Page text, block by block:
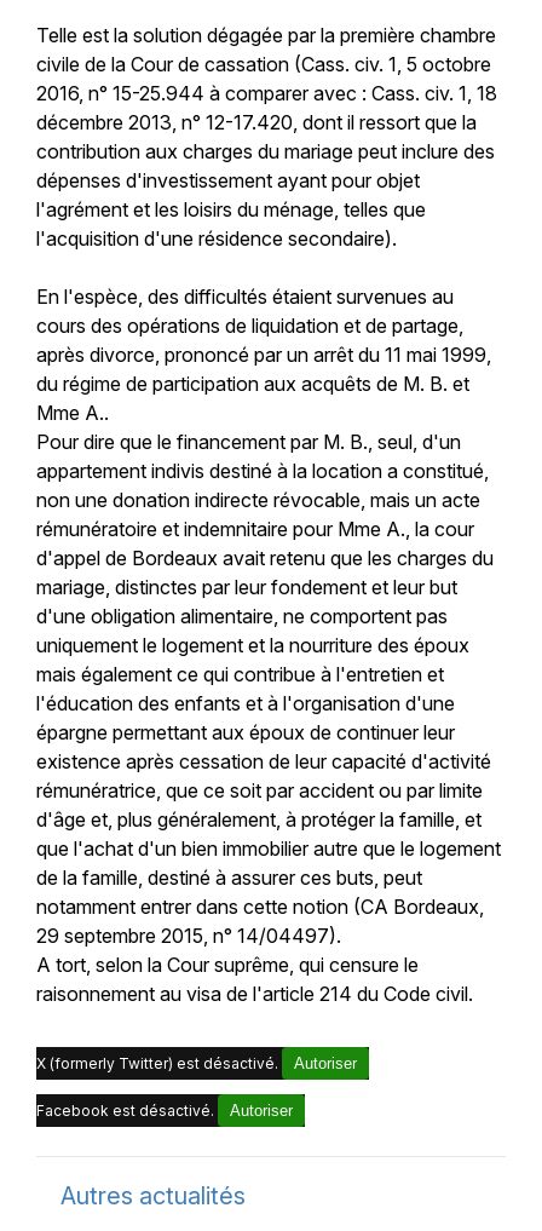
Telle est la solution dégagée par la première chambre
civile de la Cour de cassation (Cass. civ. 1, 5 octobre
2016, n° 15-25.944 à comparer avec : Cass. civ. 1, 18
décembre 2013, n° 12-17.420, dont il ressort que la
contribution aux charges du mariage peut inclure des
dépenses d'investissement ayant pour objet
l'agrément et les loisirs du ménage, telles que
l'acquisition d'une résidence secondaire).
En l'espèce, des difficultés étaient survenues au
cours des opérations de liquidation et de partage,
après divorce, prononcé par un arrêt du 11 mai 1999,
du régime de participation aux acquêts de M. B. et
Mme A..
Pour dire que le financement par M. B., seul, d'un
appartement indivis destiné à la location a constitué,
non une donation indirecte révocable, mais un acte
rémunératoire et indemnitaire pour Mme A., la cour
d'appel de Bordeaux avait retenu que les charges du
mariage, distinctes par leur fondement et leur but
d'une obligation alimentaire, ne comportent pas
uniquement le logement et la nourriture des époux
mais également ce qui contribue à l'entretien et
l'éducation des enfants et à l'organisation d'une
épargne permettant aux époux de continuer leur
existence après cessation de leur capacité d'activité
rémunératrice, que ce soit par accident ou par limite
d'âge et, plus généralement, à protéger la famille, et
que l'achat d'un bien immobilier autre que le logement
de la famille, destiné à assurer ces buts, peut
notamment entrer dans cette notion (CA Bordeaux,
29 septembre 2015, n° 14/04497).
A tort, selon la Cour suprême, qui censure le
raisonnement au visa de l'article 214 du Code civil.
X (formerly Twitter) est désactivé. Autoriser
Facebook est désactivé. Autoriser
Autres actualités